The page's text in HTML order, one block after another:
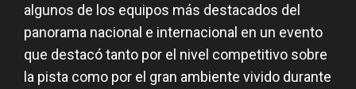
algunos de los equipos más destacados del
panorama nacional e internacional en un evento
que destacó tanto por el nivel competitivo sobre
la pista como por el gran ambiente vivido durante